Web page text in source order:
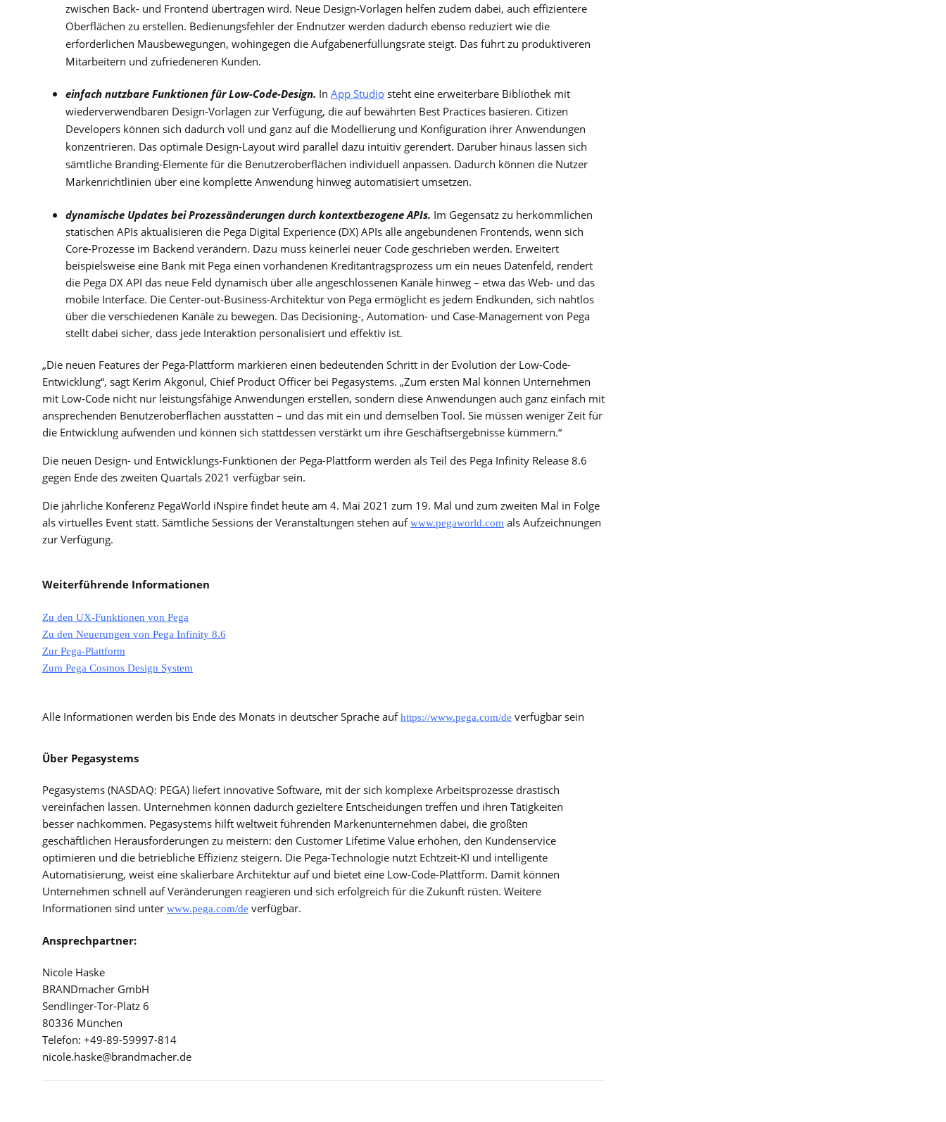
zwischen Back- und Frontend übertragen wird. Neue Design-Vorlagen helfen zudem dabei, auch effizientere
Oberflächen zu erstellen. Bedienungsfehler der Endnutzer werden dadurch ebenso reduziert wie die
erforderlichen Mausbewegungen, wohingegen die Aufgabenerfüllungsrate steigt. Das führt zu produktiveren
Mitarbeitern und zufriedeneren Kunden.
einfach nutzbare Funktionen für Low-Code-Design. In App Studio steht eine erweiterbare Bibliothek mit
wiederverwendbaren Design-Vorlagen zur Verfügung, die auf bewährten Best Practices basieren. Citizen
Developers können sich dadurch voll und ganz auf die Modellierung und Konfiguration ihrer Anwendungen
konzentrieren. Das optimale Design-Layout wird parallel dazu intuitiv gerendert. Darüber hinaus lassen sich
sämtliche Branding-Elemente für die Benutzeroberflächen individuell anpassen. Dadurch können die Nutzer
Markenrichtlinien über eine komplette Anwendung hinweg automatisiert umsetzen.
dynamische Updates bei Prozessänderungen durch kontextbezogene APIs. Im Gegensatz zu herkömmlichen
statischen APIs aktualisieren die Pega Digital Experience (DX) APIs alle angebundenen Frontends, wenn sich
Core-Prozesse im Backend verändern. Dazu muss keinerlei neuer Code geschrieben werden. Erweitert
beispielsweise eine Bank mit Pega einen vorhandenen Kreditantragsprozess um ein neues Datenfeld, rendert
die Pega DX API das neue Feld dynamisch über alle angeschlossenen Kanäle hinweg – etwa das Web- und das
mobile Interface. Die Center-out-Business-Architektur von Pega ermöglicht es jedem Endkunden, sich nahtlos
über die verschiedenen Kanäle zu bewegen. Das Decisioning-, Automation- und Case-Management von Pega
stellt dabei sicher, dass jede Interaktion personalisiert und effektiv ist.
„Die neuen Features der Pega-Plattform markieren einen bedeutenden Schritt in der Evolution der Low-Code-
Entwicklung“, sagt Kerim Akgonul, Chief Product Officer bei Pegasystems. „Zum ersten Mal können Unternehmen
mit Low-Code nicht nur leistungsfähige Anwendungen erstellen, sondern diese Anwendungen auch ganz einfach mit
ansprechenden Benutzeroberflächen ausstatten – und das mit ein und demselben Tool. Sie müssen weniger Zeit für
die Entwicklung aufwenden und können sich stattdessen verstärkt um ihre Geschäftsergebnisse kümmern.“
Die neuen Design- und Entwicklungs-Funktionen der Pega-Plattform werden als Teil des Pega Infinity Release 8.6
gegen Ende des zweiten Quartals 2021 verfügbar sein.
Die jährliche Konferenz PegaWorld iNspire findet heute am 4. Mai 2021 zum 19. Mal und zum zweiten Mal in Folge
als virtuelles Event statt. Sämtliche Sessions der Veranstaltungen stehen aufwww.pegaworld.com als Aufzeichnungen
zur Verfügung.
Weiterführende Informationen
Zu den UX-Funktionen von Pega
Zu den Neuerungen von Pega Infinity 8.6
Zur Pega-Plattform
Zum Pega Cosmos Design System
Alle Informationen werden bis Ende des Monats in deutscher Sprache aufhttps://www.pega.com/de verfügbar sein
Über Pegasystems
Pegasystems (NASDAQ: PEGA) liefert innovative Software, mit der sich komplexe Arbeitsprozesse drastisch
vereinfachen lassen. Unternehmen können dadurch gezieltere Entscheidungen treffen und ihren Tätigkeiten
besser nachkommen. Pegasystems hilft weltweit führenden Markenunternehmen dabei, die größten
geschäftlichen Herausforderungen zu meistern: den Customer Lifetime Value erhöhen, den Kundenservice
optimieren und die betriebliche Effizienz steigern. Die Pega-Technologie nutzt Echtzeit-KI und intelligente
Automatisierung, weist eine skalierbare Architektur auf und bietet eine Low-Code-Plattform. Damit können
Unternehmen schnell auf Veränderungen reagieren und sich erfolgreich für die Zukunft rüsten. Weitere
Informationen sind unter www.pega.com/de verfügbar.
Ansprechpartner:
Nicole Haske
BRANDmacher GmbH
Sendlinger-Tor-Platz 6
80336 München
Telefon: +49-89-59997-814
nicole.haske@brandmacher.de